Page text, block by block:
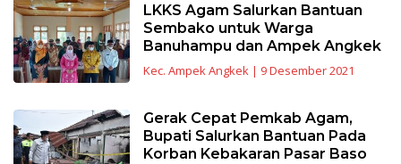
LKKS Agam Salurkan Bantuan
Sembako untuk Warga
Banuhampu dan Ampek Angkek
Kec. Ampek Angkek| 9 Desember 2021
Gerak Cepat Pemkab Agam,
Bupati Salurkan Bantuan Pada
Korban Kebakaran Pasar Baso